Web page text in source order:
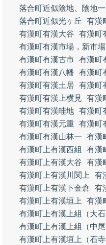
落合町近似陰地、陰地一
落合町近似光ヶ丘
有漢
有漢町有漢大谷
有漢町
有漢町有漢市場，新市場
有漢町有漢古市 有漢町
有漢町有漢八幡
有漢町
有漢町有漢土居 有漢町
有漢町有漢上横見
有漢
有漢町有漢畦地 有漢町
有漢町有漢元重 有漢町
有漢町有漢山林一
有漢
有漢町上有漢西組
有漢
有漢町上有漢大谷
有漢
有漢町上有漢川関上
有
有漢町上有漢下金倉
有
有漢町上有漢垣上
有漢
有漢町上有漢上組（大石
有漢町上有漢上組（中尾
有漢町上有漢垣上（石寺